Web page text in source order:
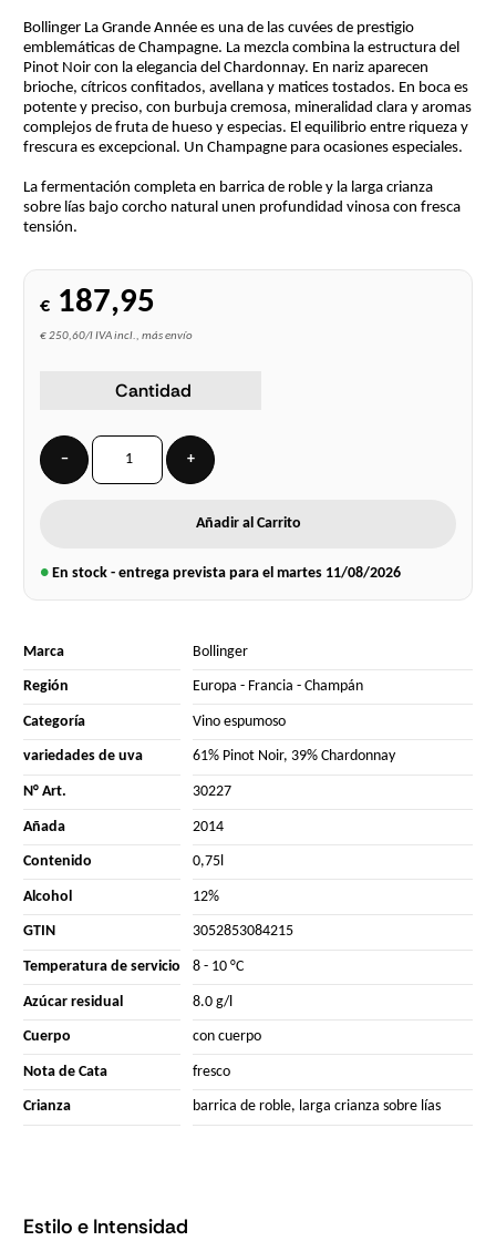
Bollinger La Grande Année es una de las cuvées de prestigio
emblemáticas de Champagne. La mezcla combina la estructura del
Pinot Noir con la elegancia del Chardonnay. En nariz aparecen
brioche, cítricos confitados, avellana y matices tostados. En boca es
potente y preciso, con burbuja cremosa, mineralidad clara y aromas
complejos de fruta de hueso y especias. El equilibrio entre riqueza y
frescura es excepcional. Un Champagne para ocasiones especiales.
La fermentación completa en barrica de roble y la larga crianza
sobre lías bajo corcho natural unen profundidad vinosa con fresca
tensión.
€ 187,95
€ 250,60/l IVA incl., más envío
Cantidad
− +
Añadir al Carrito
● En stock - entrega prevista para el martes 11/08/2026
Marca Bollinger
Región Europa - Francia - Champán
Categoría Vino espumoso
variedades de uva 61% Pinot Noir, 39% Chardonnay
N° Art. 30227
Añada 2014
Contenido 0,75l
Alcohol 12%
GTIN 3052853084215
Temperatura de servicio 8 - 10 °C
Azúcar residual 8.0 g/l
Cuerpo con cuerpo
Nota de Cata fresco
Crianza barrica de roble, larga crianza sobre lías
Estilo e Intensidad